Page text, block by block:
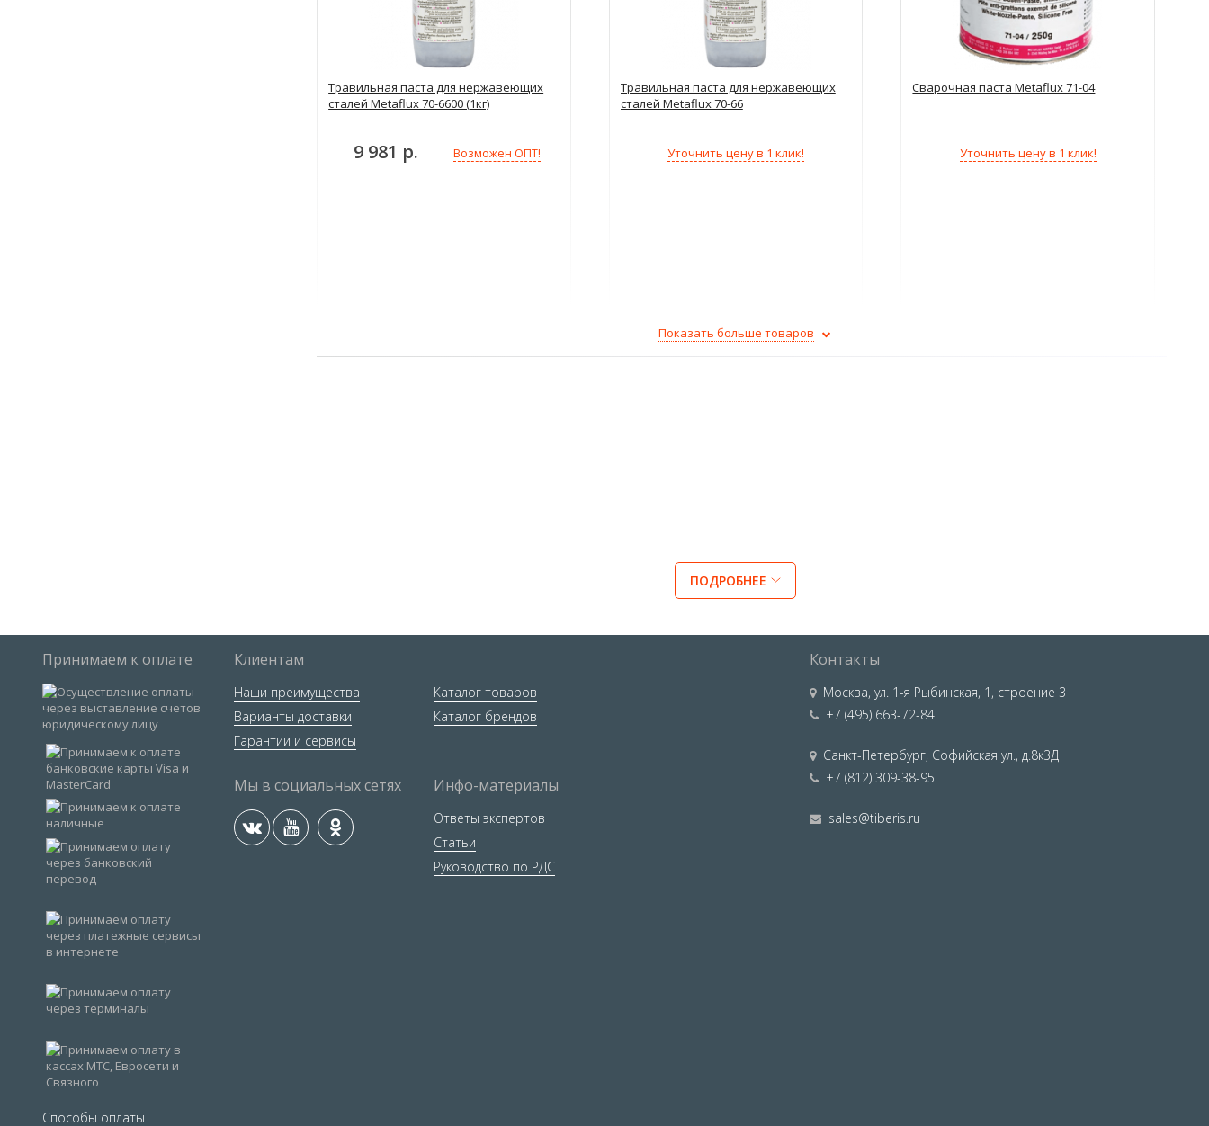
Травильная паста для нержавеющих
сталей Metaflux 70-6600 (1кг)
9 981 р. Возможен ОПТ!
Травильная паста для нержавеющих
сталей Metaflux 70-66
Уточнить цену в 1 клик!
Сварочная паста Metaflux 71-04
Уточнить цену в 1 клик!
Показать больше товаров
ПОДРОБНЕЕ
Принимаем к оплате
Способы оплаты
Клиентам
Наши преимущества
Варианты доставки
Гарантии и сервисы
Каталог товаров
Каталог брендов
Мы в социальных сетях Инфо-материалы
Ответы экспертов
Статьи
Руководство по РДС
Контакты
Москва,ул. 1-я Рыбинская, 1, строение 3
+7 (495) 663-72-84
Санкт-Петербург, Софийская ул., д.8к3Д
+7 (812) 309-38-95
sales@tiberis.ru